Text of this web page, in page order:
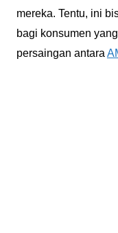
mereka. Tentu, ini
bagi konsumen
persaingan antara